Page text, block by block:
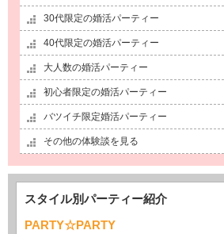
30代限定の婚活パーティー
40代限定の婚活パーティー
大人数の婚活パーティー
初心者限定の婚活パーティー
バツイチ限定婚活パーティー
その他の体験談を見る
スタイル別パーティー紹介
PARTY☆PARTY